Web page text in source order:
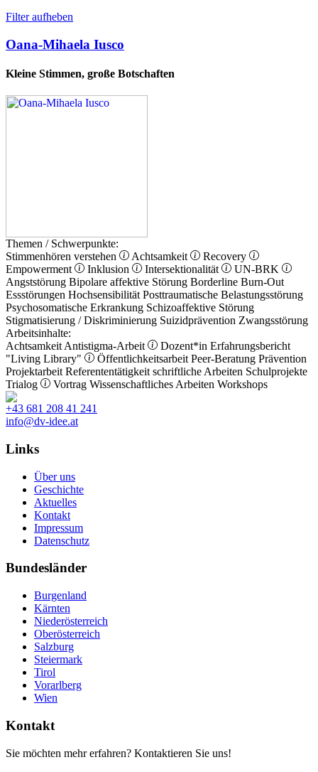
Filter aufheben
Oana-Mihaela Iusco
Kleine Stimmen, große Botschaften
Themen / Schwerpunkte:
Stimmenhören verstehen
Achtsamkeit
Recovery
Empowerment
Inklusion Intersektionalität
UN-BRK
Angststörung Bipolare affektive Störung Borderline Burn-Out
Essstörungen Hochsensibilität Posttraumatische Belastungsstörung
Psychosomatische Erkrankung Schizoaffektive Störung
Stigmatisierung / Diskriminierung Suizidprävention Zwangsstörung
Arbeitsinhalte:
Achtsamkeit Antistigma-Arbeit Dozent*in Erfahrungsbericht
"Living Library"
Öffentlichkeitsarbeit Peer-Beratung Prävention
Projektarbeit Referententätigkeit schriftliche Arbeiten Schulprojekte
Trialog
Vortrag Wissenschaftliches Arbeiten Workshops
+43 681 208 41 241
info@dv-idee.at
Links
Über uns
Geschichte
Aktuelles
Kontakt
Impressum
Datenschutz
Bundesländer
Burgenland
Kärnten
Niederösterreich
Oberösterreich
Salzburg
Steiermark
Tirol
Vorarlberg
Wien
Kontakt
Sie möchten mehr erfahren? Kontaktieren Sie uns!